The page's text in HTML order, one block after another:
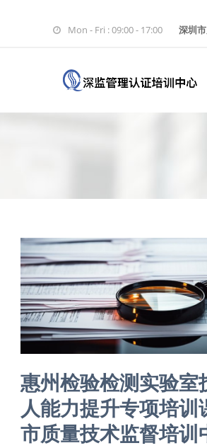
Mon - Fri : 09:00 - 17:00 深圳
惠州检验检测实验室
人能力提升专项培训
市质量技术监督培训